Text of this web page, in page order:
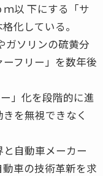
以 下にする「サ
化している。
ガソリンの硫黄分
フリー」を数年後
」化を段階的に進
を無視できなく
自動車メーカー
車の技術革新を求